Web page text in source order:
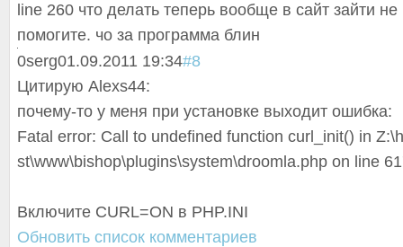
line 260 что делать теперь вообще в сайт зайти
помогите. чо за программа блин
0serg01.09.2011 19:34#8
Цитирую Alexs44:
почему-то у меня при установке выходит ошибка:
Fatal error: Call to undefined function curl_init() in
st\www\bishop\p lugins\system\droomla.php on line
Включите СURL=ON в PHP.INI
Обновить список комментариев